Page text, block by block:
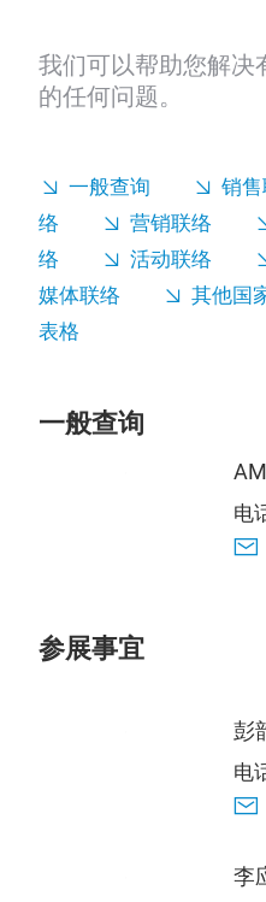
我们可以帮助您解决
的任何问题。
一般查询 销
络
营销联络
络
活动联络
媒体联络
其他国
表格
一般查询
电
参展事宜
彭
电
李